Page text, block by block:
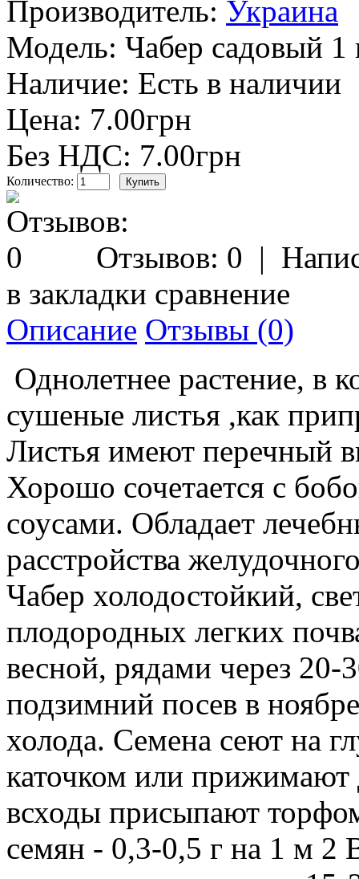
Производитель: Украина
Модель: Чабер садовый 1
Наличие: Есть в наличии
Цена: 7.00грн
Без НДС: 7.00грн
Количество:
Отзывов: 0 |
в закладки сравнение
Описание Отзывы (0)
Однолетнее растение, в
сушеные листья ,как
Листья имеют перечный
Хорошо сочетается с
соусами. Обладает
расстройства
Чабер холодостойкий,
плодородных легких
весной, рядами через 20-
подзимний посев в
холода. Семена сеют на
каточком или
всходы присыпают
семян - 0,3-0,5 г на 1 м 2